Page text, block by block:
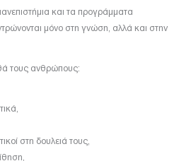
και τα προγράμματα
μόνο στη γνώση, αλλά και στην
τους ανθρώπους:
στη δουλειά τους,